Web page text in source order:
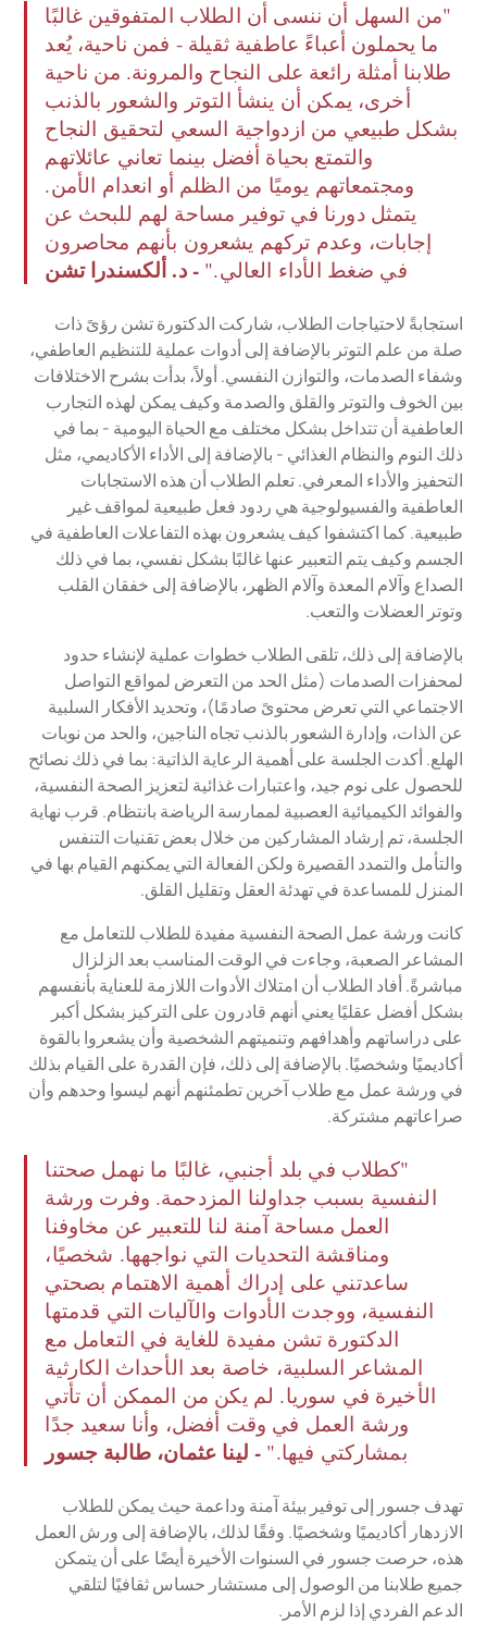
"من السهل أن ننسى أن الطلاب المتفوقين غالبًا
ما يحملون أعباءً عاطفية ثقيلة - فمن ناحية، يُعد
طلابنا أمثلة رائعة على النجاح والمرونة. من ناحية
أخرى، يمكن أن ينشأ التوتر والشعور بالذنب
بشكل طبيعي من ازدواجية السعي لتحقيق النجاح
والتمتع بحياة أفضل بينما تعاني عائلاتهم
ومجتمعاتهم يوميًا من الظلم أو انعدام الأمن.
يتمثل دورنا في توفير مساحة لهم للبحث عن
إجابات، وعدم تركهم يشعرون بأنهم محاصرون
في ضغط الأداء العالي." - د. ألكسندرا تشن
استجابةً لاحتياجات الطلاب، شاركت الدكتورة تشن رؤىً ذات
صلة من علم التوتر بالإضافة إلى أدوات عملية للتنظيم العاطفي،
وشفاء الصدمات، والتوازن النفسي. أولاً، بدأت بشرح الاختلافات
بين الخوف والتوتر والقلق والصدمة وكيف يمكن لهذه التجارب
العاطفية أن تتداخل بشكل مختلف مع الحياة اليومية - بما في
ذلك النوم والنظام الغذائي - بالإضافة إلى الأداء الأكاديمي، مثل
التحفيز والأداء المعرفي. تعلم الطلاب أن هذه الاستجابات
العاطفية والفسيولوجية هي ردود فعل طبيعية لمواقف غير
طبيعية. كما اكتشفوا كيف يشعرون بهذه التفاعلات العاطفية في
الجسم وكيف يتم التعبير عنها غالبًا بشكل نفسي، بما في ذلك
الصداع وآلام المعدة وآلام الظهر، بالإضافة إلى خفقان القلب
وتوتر العضلات والتعب.
بالإضافة إلى ذلك، تلقى الطلاب خطوات عملية لإنشاء حدود
لمحفزات الصدمات (مثل الحد من التعرض لمواقع التواصل
الاجتماعي التي تعرض محتوىً صادمًا)، وتحديد الأفكار السلبية
عن الذات، وإدارة الشعور بالذنب تجاه الناجين، والحد من نوبات
الهلع. أكدت الجلسة على أهمية الرعاية الذاتية: بما في ذلك نصائح
للحصول على نوم جيد، واعتبارات غذائية لتعزيز الصحة النفسية،
والفوائد الكيميائية العصبية لممارسة الرياضة بانتظام. قرب نهاية
الجلسة، تم إرشاد المشاركين من خلال بعض تقنيات التنفس
والتأمل والتمدد القصيرة ولكن الفعالة التي يمكنهم القيام بها في
المنزل للمساعدة في تهدئة العقل وتقليل القلق.
كانت ورشة عمل الصحة النفسية مفيدة للطلاب للتعامل مع
المشاعر الصعبة، وجاءت في الوقت المناسب بعد الزلزال
مباشرةً. أفاد الطلاب أن امتلاك الأدوات اللازمة للعناية بأنفسهم
بشكل أفضل عقليًا يعني أنهم قادرون على التركيز بشكل أكبر
على دراساتهم وأهدافهم وتنميتهم الشخصية وأن يشعروا بالقوة
أكاديميًا وشخصيًا. بالإضافة إلى ذلك، فإن القدرة على القيام بذلك
في ورشة عمل مع طلاب آخرين تطمئنهم أنهم ليسوا وحدهم وأن
صراعاتهم مشتركة.
"كطلاب في بلد أجنبي، غالبًا ما نهمل صحتنا
النفسية بسبب جداولنا المزدحمة. وفرت ورشة
العمل مساحة آمنة لنا للتعبير عن مخاوفنا
ومناقشة التحديات التي نواجهها. شخصيًا،
ساعدتني على إدراك أهمية الاهتمام بصحتي
النفسية، ووجدت الأدوات والآليات التي قدمتها
الدكتورة تشن مفيدة للغاية في التعامل مع
المشاعر السلبية، خاصة بعد الأحداث الكارثية
الأخيرة في سوريا. لم يكن من الممكن أن تأتي
ورشة العمل في وقت أفضل، وأنا سعيد جدًا
بمشاركتي فيها." - لينا عثمان، طالبة جسور
تهدف جسور إلى توفير بيئة آمنة وداعمة حيث يمكن للطلاب
الازدهار أكاديميًا وشخصيًا. وفقًا لذلك، بالإضافة إلى ورش العمل
هذه، حرصت جسور في السنوات الأخيرة أيضًا على أن يتمكن
جميع طلابنا من الوصول إلى مستشار حساس ثقافيًا لتلقي
الدعم الفردي إذا لزم الأمر.